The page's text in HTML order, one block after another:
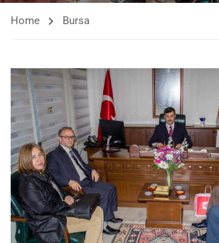
Home Bursa